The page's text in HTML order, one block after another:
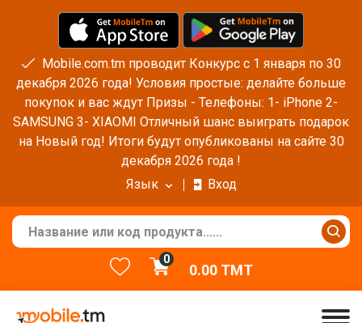
Mobile.com.tm проводит Конкурс с 1 января по 30
декабря 2026 года! Условия простые: делайте больше
покупок и вас ждут Призы - Телефоны: 1- iPhone 2-
SAMSUNG 3- XIAOMI Отличный шанс выиграть подарок
на Новый год! Итоги будут опубликованы на сайте 30
декабря 2026 года !
Язык
Вход
0
0.00TMT